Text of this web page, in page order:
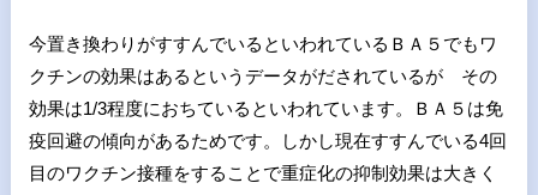
今置き換わりがすすんでいるといわれているＢＡ５でもワ
クチンの効果はあるというデータがだされているが その
効果は1/3程度におちているといわれています。ＢＡ５は免
疫回避の傾向があるためです。しかし現在すすんでいる4回
目のワクチン接種をすることで重症化の抑制効果は大きく